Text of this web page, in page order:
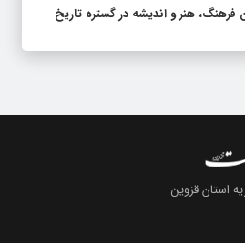
فرهنگ، هنر و اندیشه در گستره تاریخ
استان قزوین